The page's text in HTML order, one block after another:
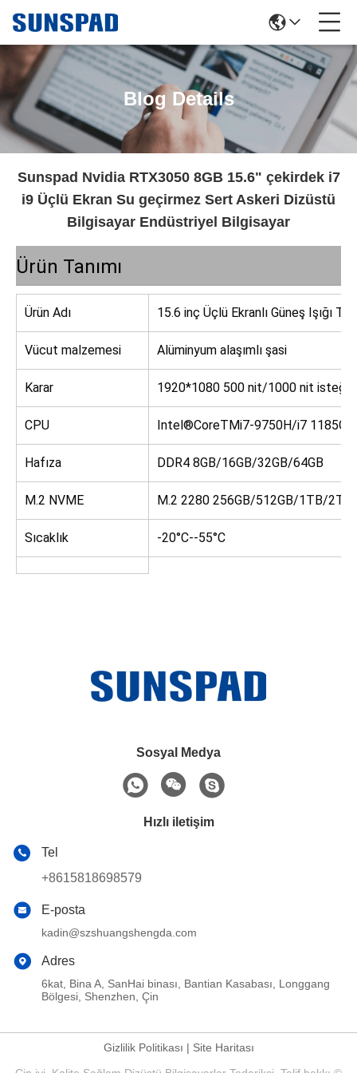
Blog Details
Sunspad Nvidia RTX3050 8GB 15.6" çekirdek i7
i9 Üçlü Ekran Su geçirmez Sert Askeri Dizüstü
Bilgisayar Endüstriyel Bilgisayar
Ürün Tanımı
Ürün Adı 15.6 inç Üçlü Ekranlı Güneş Işığı
Vücut malzemesi Alüminyum alaşımlı şasi
Karar 1920*1080 500 nit/1000 nit isteğe
CPU Intel®CoreTMi7-9750H/i7
Hafıza DDR4 8GB/16GB/32GB/64GB
M.2 NVME M.2 2280 256GB/512GB/1TB/2TB
Sıcaklık -20°C--55°C
Sosyal Medya
Hızlı iletişim
Tel
+8615818698579
E-posta
kadin@szshuangshengda.com
Adres
6kat, Bina A, SanHai binası, Bantian Kasabası, Longgang
Bölgesi, Shenzhen, Çin
Gizlilik Politikası | Site Haritası